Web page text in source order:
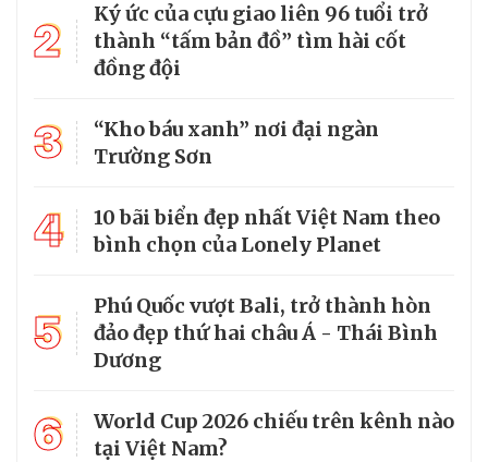
2
Ký ức của cựu giao liên 96 tuổi trở
thành “tấm bản đồ” tìm hài cốt
đồng đội
3
“Kho báu xanh” nơi đại ngàn
Trường Sơn
4
10 bãi biển đẹp nhất Việt Nam theo
bình chọn của Lonely Planet
5
Phú Quốc vượt Bali, trở thành hòn
đảo đẹp thứ hai châu Á - Thái Bình
Dương
6
World Cup 2026 chiếu trên kênh nào
tại Việt Nam?